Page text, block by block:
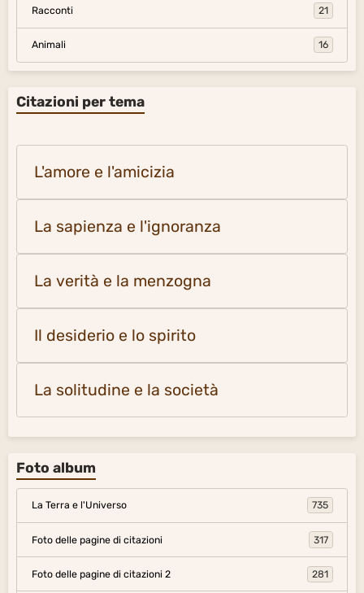
Racconti 21
Animali 16
Citazioni per tema
L'amore e l'amicizia
La sapienza e l'ignoranza
La verità e la menzogna
Il desiderio e lo spirito
La solitudine e la società
Foto album
La Terra e l'Universo 735
Foto delle pagine di citazioni 317
Foto delle pagine di citazioni 2 281